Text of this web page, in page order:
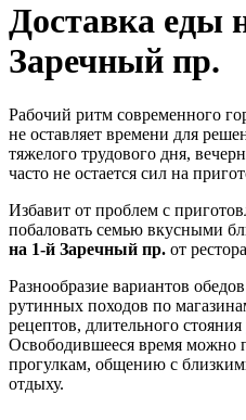
Доставка еды
Заречный пр.
Рабочий ритм современного
не оставляет времени для
тяжелого трудового дня,
часто не остается сил на
Избавит от проблем с
побаловать семью вкусными
на 1-й Заречный пр. от
Разнообразие вариантов
рутинных походов по
рецептов, длительного
Освободившееся время можно
прогулкам, общению с
отдыху.